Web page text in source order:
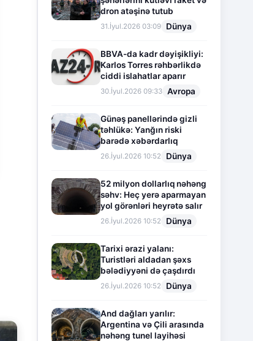
dron atəşinə tutub
31.İyul.2026 03:09 Dünya
BBVA-da kadr dəyişikliyi:
Karlos Torres rəhbərlikdə
ciddi islahatlar aparır
30.İyul.2026 09:33 Avropa
Günəş panellərində gizli
təhlükə: Yanğın riski
barədə xəbərdarlıq
26.İyul.2026 10:52 Dünya
52 milyon dollarlıq nəhəng
səhv: Heç yerə aparmayan
yol görənləri heyrətə salır
26.İyul.2026 10:52 Dünya
Tarixi ərazi yalanı:
Turistləri aldadan şəxs
bələdiyyəni də çaşdırdı
26.İyul.2026 10:52 Dünya
And dağları yarılır:
Argentina və Çili arasında
nəhəng tunel layihəsi